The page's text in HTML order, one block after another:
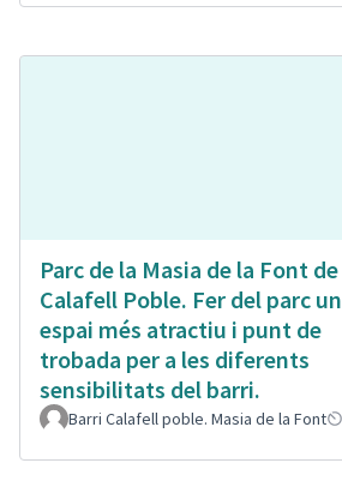
Parc de la Masia de la Font de
Calafell Poble. Fer del parc un
espai més atractiu i punt de
trobada per a les diferents
sensibilitats del barri.
Barri Calafell poble. Masia de la Font